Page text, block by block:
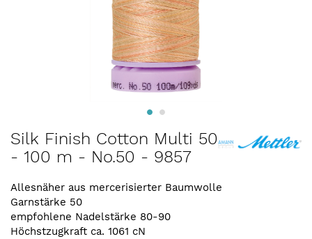
Zum
Anfang
der
springen
Silk Finish Cotton Multi 50
- 100 m - No.50 - 9857
Allesnäher aus mercerisierter Baumwolle
Garnstärke 50
empfohlene Nadelstärke 80-90
Höchstzugkraft ca. 1061 cN